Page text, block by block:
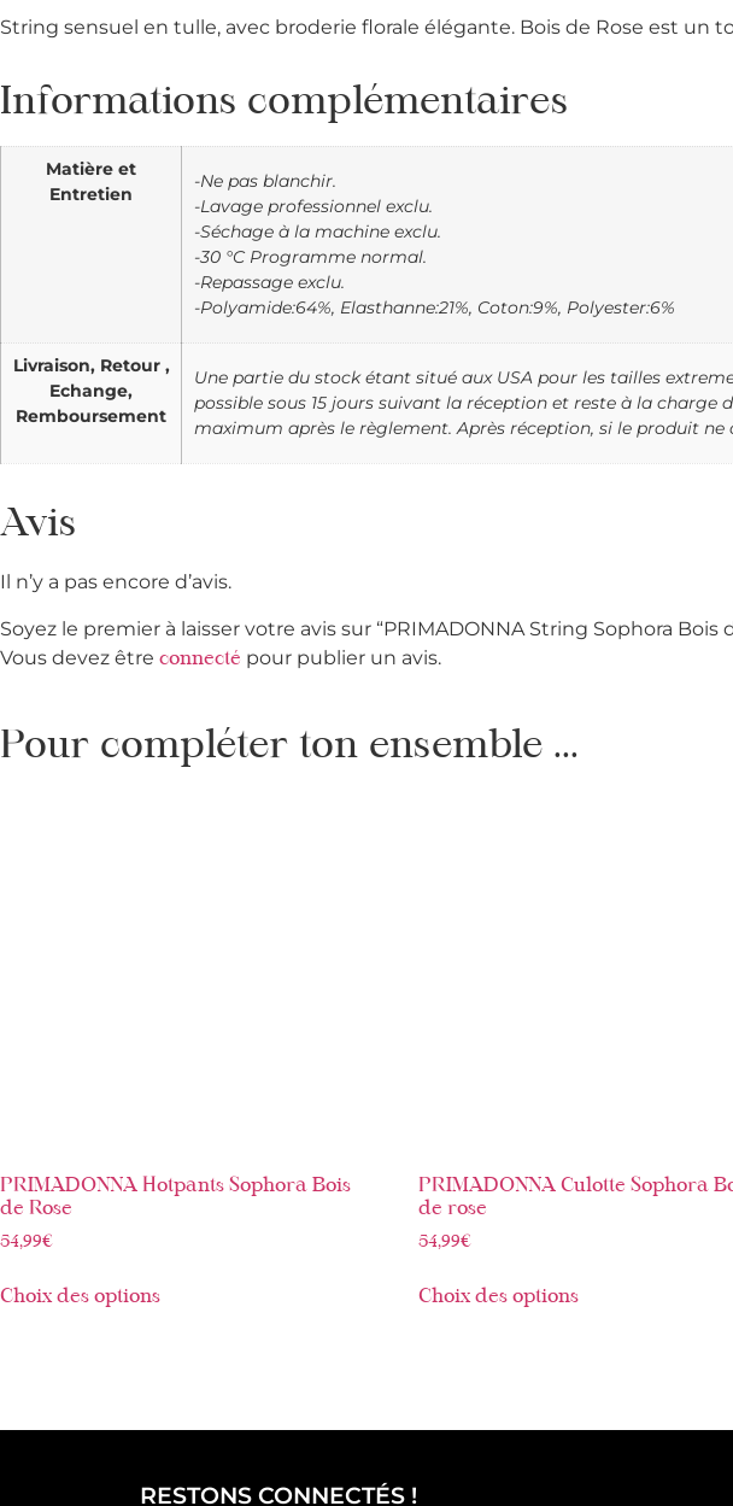
String sensuel en tulle, avec broderie florale élégante. Bois de Rose est
Informations complémentaires
Matière et
Entretien
-Ne pas blanchir.
-Lavage professionnel exclu.
-Séchage à la machine exclu.
-30 °C Programme normal.
-Repassage exclu.
-Polyamide:64%, Elasthanne:21%, Coton:9%, Polyester:6%
Livraison, Retour ,
Echange,
Remboursement
Une partie du stock étant situé aux USA pour les tailles
possible sous 15 jours suivant la réception et reste à la
maximum après le règlement. Après réception, si le produit
Avis
Il n’y a pas encore d’avis.
Soyez le premier à laisser votre avis sur “PRIMADONNA String Sophora Bois
Vous devez être connecté pour publier un avis.
Pour compléter ton ensemble ...
PRIMADONNA Hotpants Sophora Bois
de Rose
54,99€
Choix des options
PRIMADONNA Culotte Sophora
de rose
54,99€
Choix des options
RESTONS CONNECTÉS !